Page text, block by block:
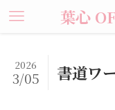
葉心
書道ワ
2026
3/05